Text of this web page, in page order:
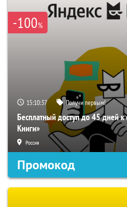
-100%
15:10:37 Получи первым!
Бесплатный доступ до 45 дней к
Книги»
Россия
Промокод